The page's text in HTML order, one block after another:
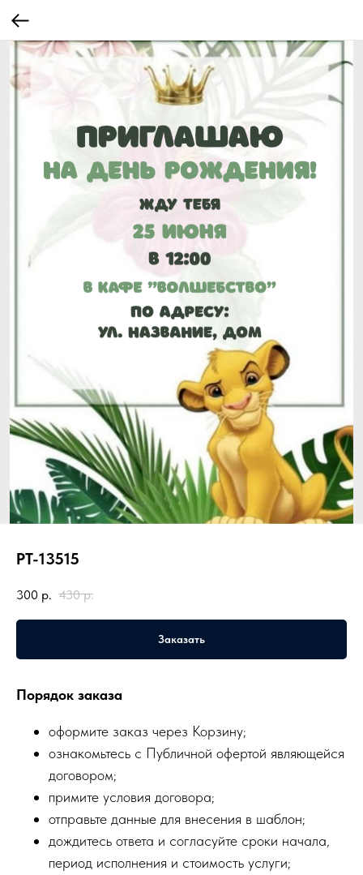
PT-13515
300 р. 430 р.
Заказать
Порядок заказа
оформите заказ через Корзину;
ознакомьтесь с Публичной офертой являющейся
договором;
примите условия договора;
отправьте данные для внесения в шаблон;
дождитесь ответа и согласуйте сроки начала,
период исполнения и стоимость услуги;